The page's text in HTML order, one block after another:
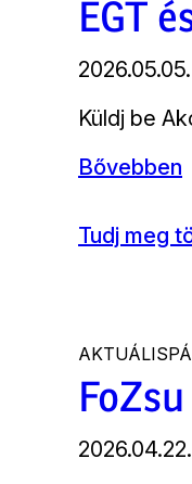
EGT
2026.05.05.
Bevezető
Küldj be
Bővebben
Tudj meg
AKTUÁLIS
2026.04.22.